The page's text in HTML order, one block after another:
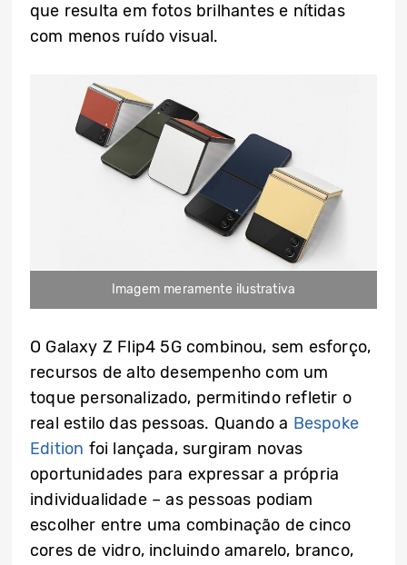
que resulta em fotos brilhantes e nítidas
com menos ruído visual.
Imagem meramente ilustrativa
O Galaxy Z Flip4 5G combinou, sem esforço,
recursos de alto desempenho com um
toque personalizado, permitindo refletir o
real estilo das pessoas. Quando a Bespoke
Edition foi lançada, surgiram novas
oportunidades para expressar a própria
individualidade – as pessoas podiam
escolher entre uma combinação de cinco
cores de vidro, incluindo amarelo, branco,